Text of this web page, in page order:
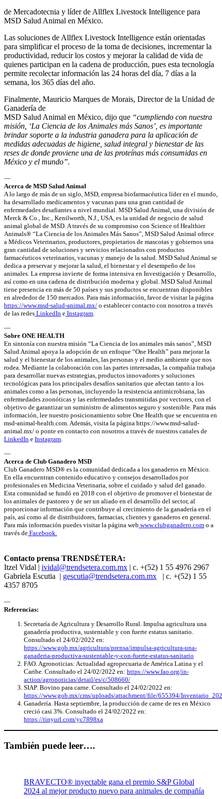
de Mercadotecnia y líder de Allflex Livestock Intelligence para
MSD Salud Animal en México.
Las soluciones de ​​Allflex Livestock Intelligence están orientadas
para simplificar el proceso de la toma de decisiones, incrementar la
productividad, reducir los costos y mejorar la calidad de vida de
quienes participan en la cadena de producción, pues esta tecnología
permite recolectar información las 24 horas del día, 7 días a la
semana, los 365 días del año.
Finalmente, Mauricio Marques de Morais, Director de la Unidad de
Ganadería de
MSD Salud Animal en México, dijo que “cumpliendo con nuestra
misión, ‘La Ciencia de los Animales más Sanos’, es importante
brindar soporte a la industria ganadera para la aplicación de
medidas adecuadas de higiene, salud integral y bienestar de las
reses de donde proviene una de las proteínas más consumidas en
México y el mundo”.
—
Acerca de MSD Salud Animal
A lo largo de más de un siglo, MSD, empresa biofarmacéutica líder en el mundo,
ha desarrollado medicamentos y vacunas para una gran cantidad de
enfermedades desafiantes a nivel mundial. MSD Salud Animal, una división de
Merck & Co., Inc., Kenilworth, N.J., USA, es la unidad de negocio de salud
animal global de MSD. A través de su compromiso con Science of Healthier
Animals® “La Ciencia de los Animales Más Sanos”, MSD Salud Animal ofrece
a Médicos Veterinarios, productores, propietarios de mascotas y gobiernos una
gran cantidad de soluciones y servicios relacionados con productos
farmacéuticos veterinarios, vacunas y manejo de la salud. MSD Salud Animal se
dedica a preservar y mejorar la salud, el bienestar y el desempeño de los
animales. La empresa invierte de forma intensiva en Investigación y Desarrollo,
así como en una cadena de distribución moderna y global. MSD Salud Animal
tiene presencia en más de 50 países y sus productos se encuentran disponibles
en alrededor de 150 mercados. Para más información, favor de visitar la página
https://www.msd-salud-animal.mx/ o establecer contacto con nosotros a través
de las redes LinkedIn e Instagram.
—
Sobre ONE HEALTH
En sintonía con nuestra misión “La Ciencia de los animales más sanos”, MSD
Salud Animal apoya la adopción de un enfoque “One Health” para mejorar la
salud y el bienestar de los animales, las personas y el medio ambiente que nos
rodea. Mediante la colaboración con las partes interesadas, la compañía trabaja
para desarrollar nuevas estrategias, productos innovadores y soluciones
tecnológicas para los principales desafíos sanitarios que afectan tanto a los
animales como a las personas, incluyendo la resistencia antimicrobiana, las
enfermedades zoonóticas y las enfermedades transmitidas por vectores, con el
objetivo de garantizar un suministro de alimentos seguro y sostenible. Para más
información, lee nuestro posicionamiento sobre One Health que se encuentra en
msd-animal-health.com. Además, visita la página https://www.msd-salud-
animal.mx/ o ponte en contacto con nosotros a través de nuestros canales de
LinkedIn e Instagram.
—
Acerca de Club Ganadero MSD
Club Ganadero MSD® es la comunidad dedicada a los ganaderos en México.
En ella encuentran contenido educativo y consejos desarrollados por
profesionales en Medicina Veterinaria, sobre el cuidado y salud del ganado.
Esta comunidad se fundó en 2018 con el objetivo de promover el bienestar de
los animales de pastoreo y de ser un aliado en el desarrollo del sector, al
proporcionar información que contribuye al crecimiento de la ganadería en el
país, así como al de distribuidores, farmacias, clientes y ganaderos en general.
Para más información puedes visitar la página web www.clubganadero.com o a
través de Facebook.
Contacto prensa TRENDSÉTERA:
Itzel Vidal | ividal@trendsetera.com.mx | c. +(52) 1 55 4976 2967
Gabriela Escutia | gescutia@trendsetera.com.mx | c. +(52) 1 55
4357 8705
—
Referencias:
Secretaría de Agricultura y Desarrollo Rural. Impulsa agricultura una
ganadería productiva, sustentable y con fuerte estatus sanitario.
Consultado el 24/02/2022 en:
https://www.gob.mx/agricultura/prensa/impulsa-agricultura-una-
ganaderia-productiva-sustentable-y-con-fuerte-estatus-sanitario
FAO. Agronoticias: Actualidad agropecuaria de América Latina y el
Caribe. Consultado el 24/02/2022 en: https://www.fao.org/in-
action/agronoticias/detail/es/c/508660/
SIAP. Bovino para carne. Consultado el 24/02/2022 en:
https://www.gob.mx/cms/uploads/attachment/file/655394/
Ganadería. Hasta septiembre, la producción de carne de res en México
creció casi 3%. Consultado el 24/02/2022 en:
https://tinyurl.com/yc7898xa
También puede leer….
BRAVECTO® inyectable gana el premio S&P Global
2024 al mejor producto nuevo para animales de compañía